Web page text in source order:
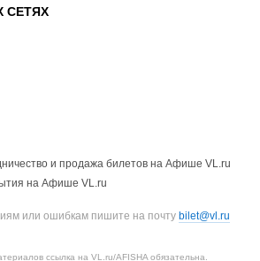
СЕТЯХ
и продажа билетов на Афише VL.ru
на Афише VL.ru
или ошибкам пишите на почту bilet@vl.ru
ссылка на VL.ru/AFISHA обязательна.